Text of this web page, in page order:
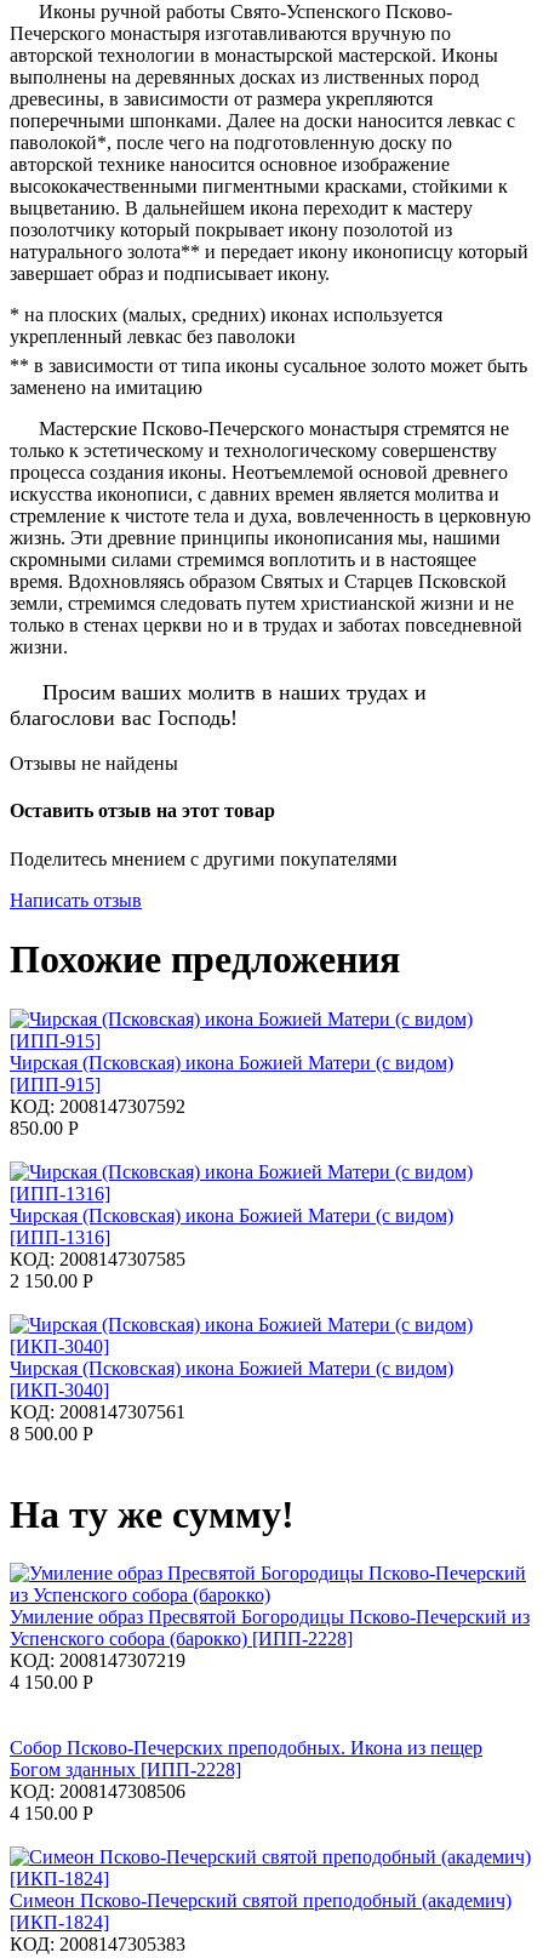
Иконы ручной работы Свято-Успенского Псково-
Печерского монастыря изготавливаются вручную по
авторской технологии в монастырской мастерской. Иконы
выполнены на деревянных досках из лиственных пород
древесины, в зависимости от размера укрепляются
поперечными шпонками. Далее на доски наносится левкас с
паволокой*, после чего на подготовленную доску по
авторской технике наносится основное изображение
высококачественными пигментными красками, стойкими к
выцветанию. В дальнейшем икона переходит к мастеру
позолотчику который покрывает икону позолотой из
натурального золота** и передает икону иконописцу который
завершает образ и подписывает икону.
* на плоских (малых, средних) иконах используется
укрепленный левкас без паволоки
** в зависимости от типа иконы сусальное золото может быть
заменено на имитацию
Мастерские Псково-Печерского монастыря стремятся не
только к эстетическому и технологическому совершенству
процесса создания иконы. Неотъемлемой основой древнего
искусства иконописи, с давних времен является молитва и
стремление к чистоте тела и духа, вовлеченность в церковную
жизнь. Эти древние принципы иконописания мы, нашими
скромными силами стремимся воплотить и в настоящее
время. Вдохновляясь образом Святых и Старцев Псковской
земли, стремимся следовать путем христианской жизни и не
только в стенах церкви но и в трудах и заботах повседневной
жизни.
Просим ваших молитв в наших трудах и
благослови вас Господь!
Отзывы не найдены
Оставить отзыв на этот товар
Поделитесь мнением с другими покупателями
Написать отзыв
Похожие предложения
Чирская (Псковская) икона Божией Матери (с видом)
[ИПП-915]
КОД: 2008147307592
850.00 Р
Чирская (Псковская) икона Божией Матери (с видом)
[ИПП-1316]
КОД: 2008147307585
2 150.00 Р
Чирская (Псковская) икона Божией Матери (с видом)
[ИКП-3040]
КОД: 2008147307561
8 500.00 Р
На ту же сумму!
Умиление образ Пресвятой Богородицы Псково-Печерский из
Успенского собора (барокко) [ИПП-2228]
КОД: 2008147307219
4 150.00 Р
Собор Псково-Печерских преподобных. Икона из пещер
Богом зданных [ИПП-2228]
КОД: 2008147308506
4 150.00 Р
Симеон Псково-Печерский святой преподобный (академич)
[ИКП-1824]
КОД: 2008147305383